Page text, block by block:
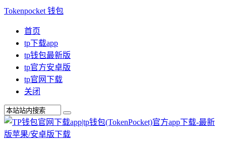
Tokenpocket 钱包
首页
tp下载app
tp钱包最新版
tp官方安卓版
tp官网下载
关闭